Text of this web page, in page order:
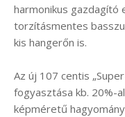
harmonikus
torzításmentes
kis hangerőn is.
Az új 107 centis
fogyasztása kb. 20%-
képméretű